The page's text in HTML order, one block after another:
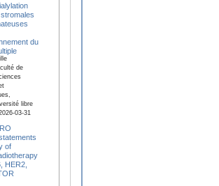
du
de
libre
03-31
of
HER2,